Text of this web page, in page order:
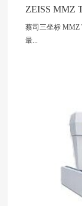
ZEISS MMZ
蔡司三坐标 MMZ
最...